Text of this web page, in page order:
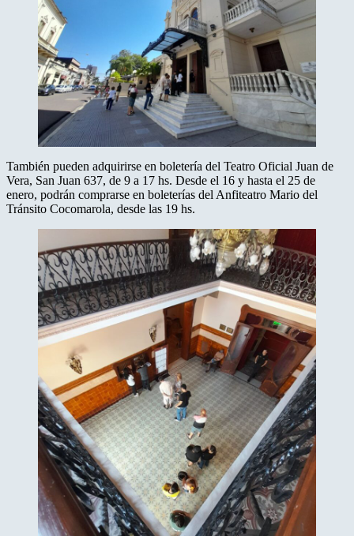
También pueden adquirirse en boletería del Teatro Oficial Juan de
Vera, San Juan 637, de 9 a 17 hs. Desde el 16 y hasta el 25 de
enero, podrán comprarse en boleterías del Anfiteatro Mario del
Tránsito Cocomarola, desde las 19 hs.